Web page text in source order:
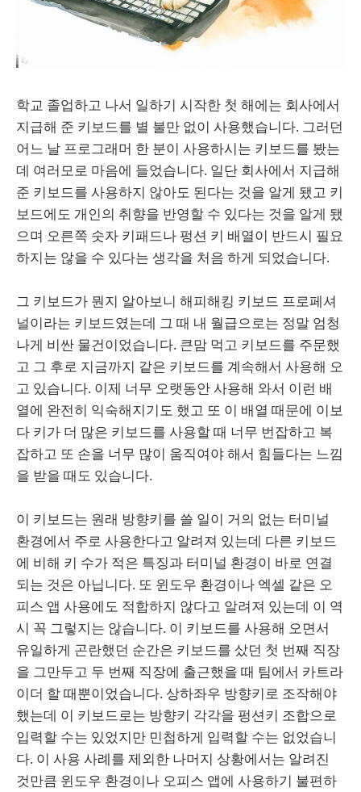
학교 졸업하고 나서 일하기 시작한 첫 해에는 회사에서
지급해 준 키보드를 별 불만 없이 사용했습니다. 그러던
어느 날 프로그래머 한 분이 사용하시는 키보드를 봤는
데 여러모로 마음에 들었습니다. 일단 회사에서 지급해
준 키보드를 사용하지 않아도 된다는 것을 알게 됐고 키
보드에도 개인의 취향을 반영할 수 있다는 것을 알게 됐
으며 오른쪽 숫자 키패드나 펑션 키 배열이 반드시 필요
하지는 않을 수 있다는 생각을 처음 하게 되었습니다.
그 키보드가 뭔지 알아보니 해피해킹 키보드 프로페셔
널이라는 키보드였는데 그 때 내 월급으로는 정말 엄청
나게 비싼 물건이었습니다. 큰맘 먹고 키보드를 주문했
고 그 후로 지금까지 같은 키보드를 계속해서 사용해 오
고 있습니다. 이제 너무 오랫동안 사용해 와서 이런 배
열에 완전히 익숙해지기도 했고 또 이 배열 때문에 이보
다 키가 더 많은 키보드를 사용할 때 너무 번잡하고 복
잡하고 또 손을 너무 많이 움직여야 해서 힘들다는 느낌
을 받을 때도 있습니다.
이 키보드는 원래 방향키를 쓸 일이 거의 없는 터미널
환경에서 주로 사용한다고 알려져 있는데 다른 키보드
에 비해 키 수가 적은 특징과 터미널 환경이 바로 연결
되는 것은 아닙니다. 또 윈도우 환경이나 엑셀 같은 오
피스 앱 사용에도 적합하지 않다고 알려져 있는데 이 역
시 꼭 그렇지는 않습니다. 이 키보드를 사용해 오면서
유일하게 곤란했던 순간은 키보드를 샀던 첫 번째 직장
을 그만두고 두 번째 직장에 출근했을 때 팀에서 카트라
이더 할 때뿐이었습니다. 상하좌우 방향키로 조작해야
했는데 이 키보드로는 방향키 각각을 펑션키 조합으로
입력할 수는 있었지만 민첩하게 입력할 수는 없었습니
다. 이 사용 사례를 제외한 나머지 상황에서는 알려진
것만큼 윈도우 환경이나 오피스 앱에 사용하기 불편하